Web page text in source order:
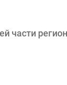
части